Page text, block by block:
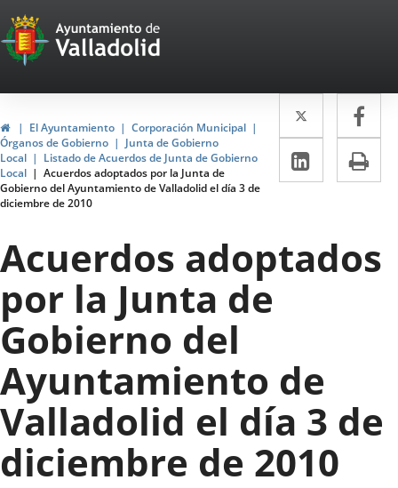
Portal
Web
del
Ayuntamiento
de
Valladolid
HomeEl Ayuntamiento
Corporación Municipal
Órganos de Gobierno
Junta de Gobierno
Local
Listado de Acuerdos de Junta de Gobierno
Local
Acuerdos adoptados por la Junta de
Gobierno del Ayuntamiento de Valladolid el día 3 de
diciembre de 2010
Twitter
Enlace
a
una
a
Linkedin
Enlace
a
externa.
Acuerdos adoptados
por la Junta de
Gobierno del
Ayuntamiento de
Valladolid el día 3 de
diciembre de 2010